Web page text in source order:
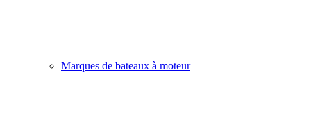
Marques de bateaux à moteur